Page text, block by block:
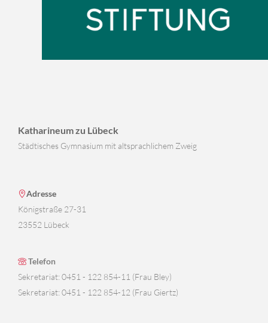
Katharineum zu Lübeck
Städtisches Gymnasium mit altsprachlichem Zweig
Adresse
Königstraße 27-31
23552 Lübeck
Telefon
Sekretariat: 0451 - 122 854-11 (Frau Bley)
Sekretariat: 0451 - 122 854-12 (Frau Giertz)